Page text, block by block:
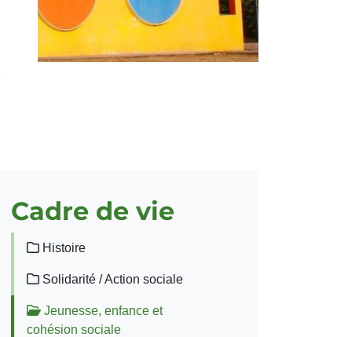
Cadre de vie
Histoire
Solidarité / Action sociale
Jeunesse, enfance et
cohésion sociale